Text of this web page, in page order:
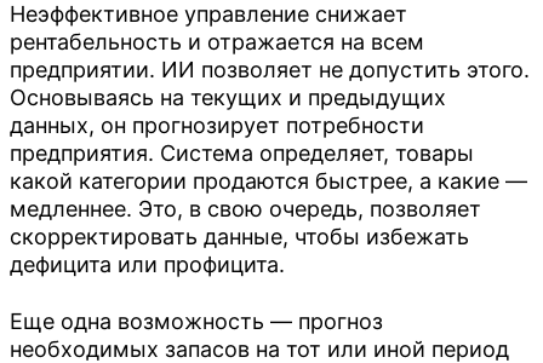
Неэффективное управление снижает
рентабельность и отражается на всем
предприятии. ИИ позволяет не допустить этого.
Основываясь на текущих и предыдущих
данных, он прогнозирует потребности
предприятия. Система определяет, товары
какой категории продаются быстрее, а какие —
медленнее. Это, в свою очередь, позволяет
скорректировать данные, чтобы избежать
дефицита или профицита.
Еще одна возможность — прогноз
необходимых запасов на тот или иной период
Магадан
Петропавловск-Камчатский
Сургут
Томмот
Томск
Улан-Удэ
Красноярск
Лабытнанги
Магадан
Петропавловск-Камчатский
Сургут
Томмот
Томск
40 футов